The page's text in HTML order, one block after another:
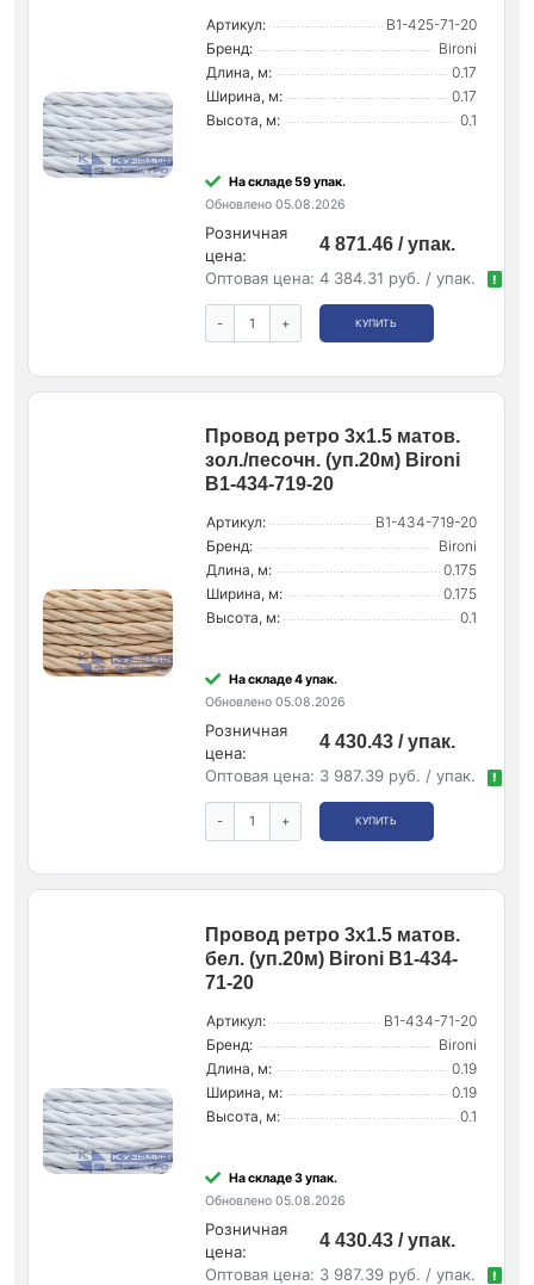
Артикул:
B1-425-71-20
Бренд:
Bironi
Длина, м:
0.17
Ширина, м:
0.17
Высота, м:
0.1
На складе 59 упак.
Обновлено 05.08.2026
Розничная
цена:
4 871.46 / упак.
Оптовая цена: 4 384.31 руб. / упак. !
- + КУПИТЬ
Провод ретро 3х1.5 матов.
зол./песочн. (уп.20м) Bironi
B1-434-719-20
Артикул:
B1-434-719-20
Бренд:
Bironi
Длина, м:
0.175
Ширина, м:
0.175
Высота, м:
0.1
На складе 4 упак.
Обновлено 05.08.2026
Розничная
цена:
4 430.43 / упак.
Оптовая цена: 3 987.39 руб. / упак. !
- + КУПИТЬ
Провод ретро 3х1.5 матов.
бел. (уп.20м) Bironi B1-434-
71-20
Артикул:
B1-434-71-20
Бренд:
Bironi
Длина, м:
0.19
Ширина, м:
0.19
Высота, м:
0.1
На складе 3 упак.
Обновлено 05.08.2026
Розничная
цена:
4 430.43 / упак.
Оптовая цена: 3 987.39 руб. / упак. !